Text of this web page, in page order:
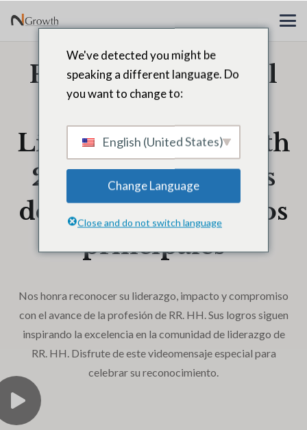
Felicitaciones Nabil
Batawi,
Líderes de N2Growth
2025: 40 directores
de recursos humanos
principales
Nos honra reconocer su liderazgo, impacto y compromiso
con el avance de la profesión de RR. HH. Sus logros siguen
inspirando la excelencia en la comunidad de liderazgo de
RR. HH. Disfrute de este videomensaje especial para
celebrar su reconocimiento.
We've detected you might be
speaking a different language. Do
you want to change to:
English (United States)
Change Language
Close and do not switch language